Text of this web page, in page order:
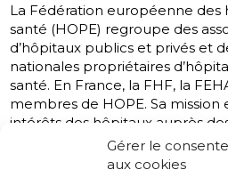
Gérer le
aux cookies
La Fédération européenne des
santé (HOPE) regroupe des
d’hôpitaux publics et privés et
nationales propriétaires
santé. En France, la FHF, la
membres de HOPE. Sa
intérêts des hôpitaux auprès
européennes et de favoriser les
comparaisons entre pays dans